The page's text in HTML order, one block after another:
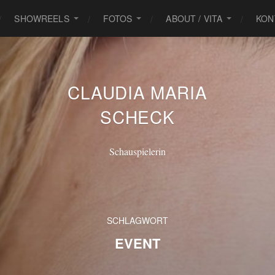
SHOWREELS FOTOS ABOUT / VITA
CLAUDIA MARIA
SCHECK
Schauspielerin
SCHLAGWORT
EVENT